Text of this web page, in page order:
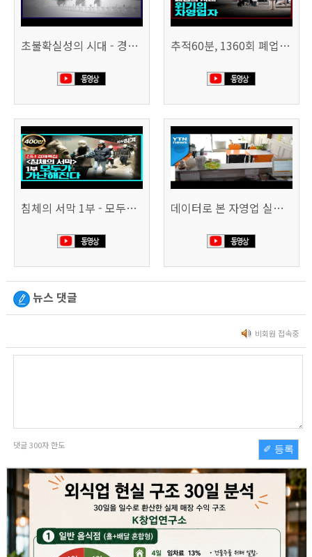
초불확실성의 시대 - 경제를 구하라 494회 (KBS 25.2.11) 추적60분, 1360회 폐업의 시대, 위기의 자영업자
침체의 서막 1부 - 모두가 가난해진다 | 시사직격 신년특집 데이터로 본 자영업 실태 - 매출 '뚝', 장수 업소도 '휘청'
뉴스 댓글
비회원 접속중
댓글300자 한도 ✐ 등록